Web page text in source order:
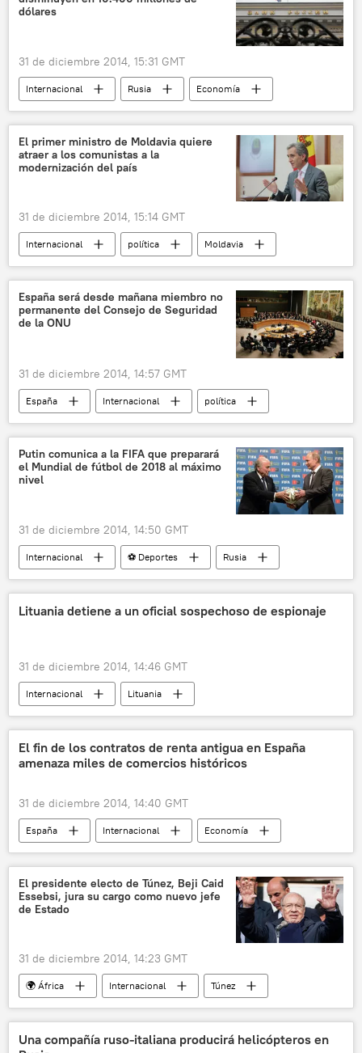
dólares
31 de diciembre 2014, 15:31 GMT
Internacional Rusia
Economía
Banco Central de Rusia
noticias
El primer ministro de Moldavia quiere
atraer a los comunistas a la
modernización del país
31 de diciembre 2014, 15:14 GMT
Internacional política
Moldavia
Yuri Leanca
Vladímir Voronin
Partido Comunista de la República de Moldavia (PCRM)
noticias
España será desde mañana miembro no
permanente del Consejo de Seguridad
de la ONU
31 de diciembre 2014, 14:57 GMT
España Internacional
política
Felipe VI
Consejo de Seguridad de la ONU
noticias
Putin comunica a la FIFA que preparará
el Mundial de fútbol de 2018 al máximo
nivel
31 de diciembre 2014, 14:50 GMT
Internacional ⚽ Deportes
Rusia
Rusia, sede del Mundial de Fútbol 2018
Vladímir Putin
Joseph Blatter
FIFA
Lituania detiene a un oficial sospechoso de espionaje
31 de diciembre 2014, 14:46 GMT
Internacional
Lituania
Arturas Paulauskas
Comisión de Seguridad Nacional y Defensa de Lituania
Rusia
noticias
El fin de los contratos de renta antigua en España
amenaza miles de comercios históricos
31 de diciembre 2014, 14:40 GMT
España Internacional
Economía
Tinsa
noticias
El presidente electo de Túnez, Beji Caid
Essebsi, jura su cargo como nuevo jefe
de Estado
31 de diciembre 2014, 14:23 GMT
🌍 África Internacional
Túnez
Beji Caid Essebsi
noticias
Una compañía ruso-italiana producirá helicópteros en